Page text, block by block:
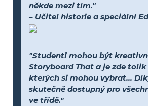
někde mezi tím."
– Učitel historie a speciální Ed
"Studenti mohou být
Storyboard That a je zde tolik
kterých si mohou vybrat...
skutečně dostupný pro
ve třídě."